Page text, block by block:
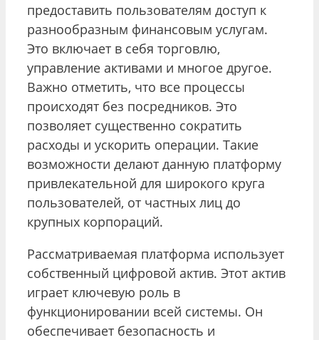
предоставить пользователям доступ к
разнообразным финансовым услугам.
Это включает в себя торговлю,
управление активами и многое другое.
Важно отметить, что все процессы
происходят без посредников. Это
позволяет существенно сократить
расходы и ускорить операции. Такие
возможности делают данную платформу
привлекательной для широкого круга
пользователей, от частных лиц до
крупных корпораций.
Рассматриваемая платформа использует
собственный цифровой актив. Этот актив
играет ключевую роль в
функционировании всей системы. Он
обеспечивает безопасность и